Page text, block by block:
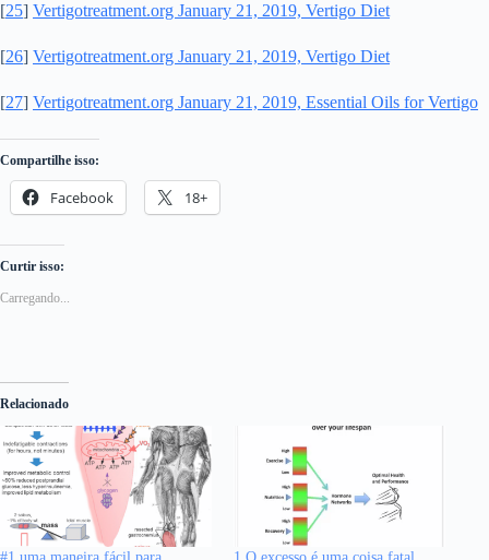
[25] Vertigotreatment.org January 21, 2019, Vertigo Diet
[26] Vertigotreatment.org January 21, 2019, Vertigo Diet
[27] Vertigotreatment.org January 21, 2019, Essential Oils for Vertigo
Compartilhe isso:
Facebook 18+
Curtir isso:
Carregando...
Relacionado